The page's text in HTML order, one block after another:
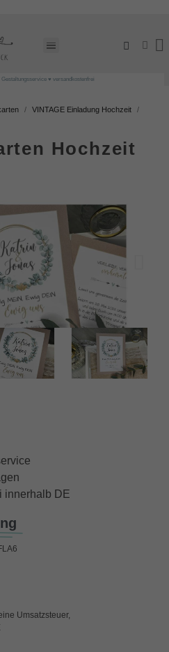
♥ versandkostenfrei
VINTAGE Einladung Hochzeit
Hochzeit
innerhalb DE
Umsatzsteuer,